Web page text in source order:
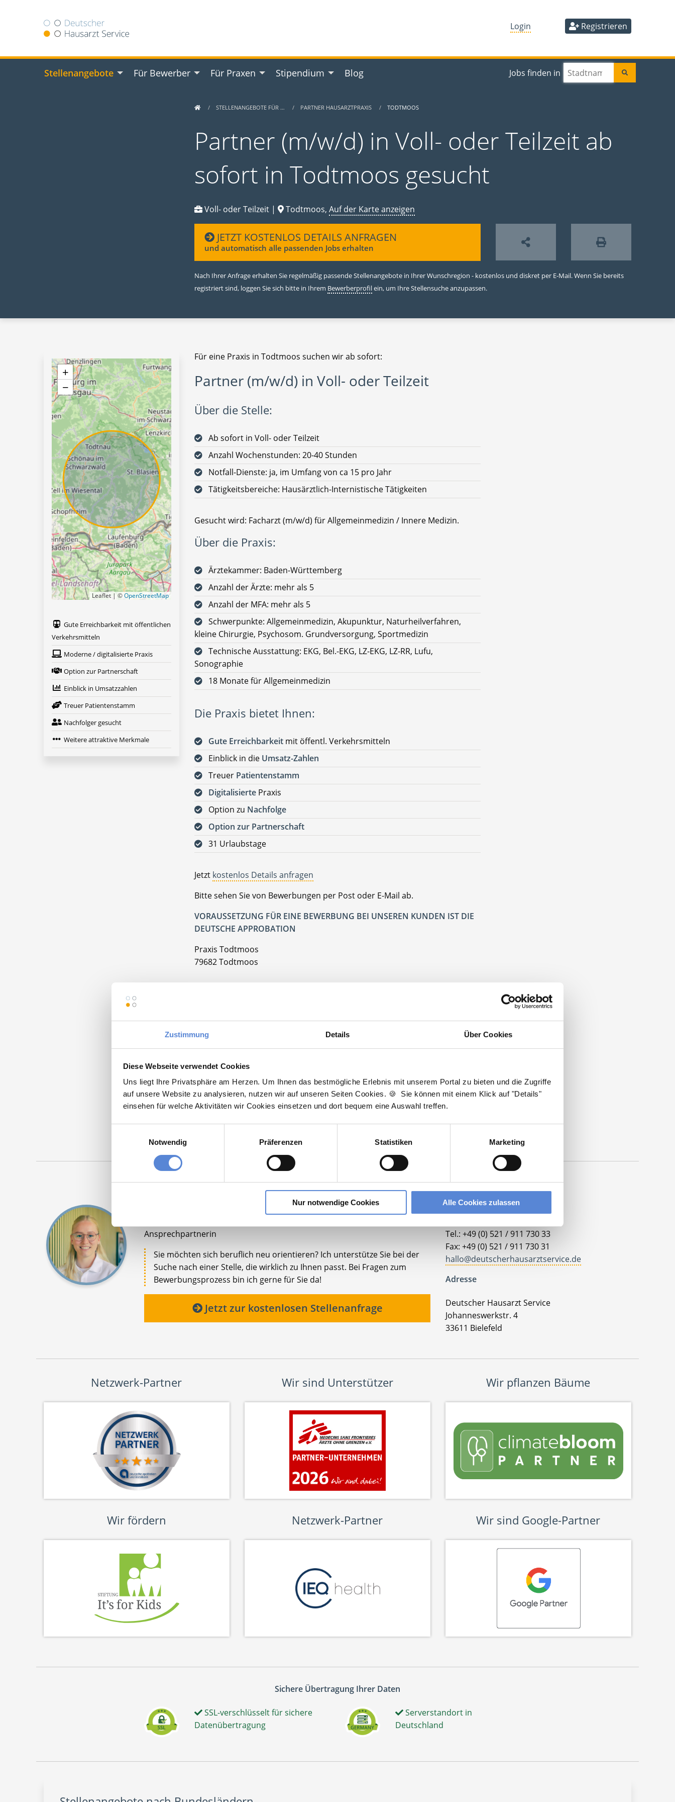
Zustimmung Details Über Cookies
Diese Webseite verwendet Cookies
Uns liegt Ihre Privatsphäre am Herzen. Um Ihnen das bestmögliche Erlebnis mit unserem Portal zu bieten und die Zugriffe
auf unsere Website zu analysieren, nutzen wir auf unseren Seiten Cookies. 🍪 Sie können mit einem Klick auf "Details"
einsehen für welche Aktivitäten wir Cookies einsetzen und dort bequem eine Auswahl treffen.
Notwendig
Präferenzen Statistiken Marketing
Nur notwendige Cookies Alle Cookies zulassen
Login Registrieren
Stellenangebote Für Bewerber Für Praxen Stipendium Blog Jobs finden in
STELLENANGEBOTE FÜR … PARTNER HAUSARZTPRAXIS TODTMOOS
Partner (m/w/d) in Voll- oder Teilzeit ab
sofort in Todtmoos gesucht
Voll- oder Teilzeit | Todtmoos, Auf der Karte anzeigen
JETZT KOSTENLOS DETAILS ANFRAGEN
und automatisch alle passenden Jobs erhalten
Nach Ihrer Anfrage erhalten Sie regelmäßig passende Stellenangebote in Ihrer Wunschregion - kostenlos und diskret per E-Mail. Wenn Sie bereits
registriert sind, loggen Sie sich bitte in Ihrem Bewerberprofilein, um Ihre Stellensuche anzupassen.
Für eine Praxis in Todtmoos suchen wir ab sofort:
Partner (m/w/d) in Voll- oder Teilzeit
Über die Stelle:
Ab sofort in Voll- oder Teilzeit
Anzahl Wochenstunden: 20-40 Stunden
Notfall-Dienste: ja, im Umfang von ca 15 pro Jahr
Tätigkeitsbereiche: Hausärztlich-Internistische Tätigkeiten
Gesucht wird: Facharzt (m/w/d) für Allgemeinmedizin / Innere Medizin.
Über die Praxis:
Ärztekammer: Baden-Württemberg
Anzahl der Ärzte: mehr als 5
Anzahl der MFA: mehr als 5
Schwerpunkte: Allgemeinmedizin, Akupunktur, Naturheilverfahren,
kleine Chirurgie, Psychosom. Grundversorgung, Sportmedizin
Technische Ausstattung: EKG, Bel.-EKG, LZ-EKG, LZ-RR, Lufu,
Sonographie
18 Monate für Allgemeinmedizin
Die Praxis bietet Ihnen:
Gute Erreichbarkeit mit öffentl. Verkehrsmitteln
Einblick in die Umsatz-Zahlen
Treuer Patientenstamm
Digitalisierte Praxis
Option zu Nachfolge
Option zur Partnerschaft
31 Urlaubstage
Jetzt kostenlos Details anfragen
Bitte sehen Sie von Bewerbungen per Post oder E-Mail ab.
VORAUSSETZUNG FÜR EINE BEWERBUNG BEI UNSEREN KUNDEN IST DIE
DEUTSCHE APPROBATION
Praxis Todtmoos
79682 Todtmoos
Partner Hausarztpraxis
+
−
Leaflet | ©OpenStreetMap
Gute Erreichbarkeit mit öffentlichen
Verkehrsmitteln
Moderne / digitalisierte Praxis
Option zur Partnerschaft
Einblick in Umsatzzahlen
Treuer Patientenstamm
Nachfolger gesucht
Weitere attraktive Merkmale
Ihre persönliche Betreuerin
Ansprechpartnerin
Sie möchten sich beruflich neu orientieren? Ich unterstütze Sie bei der
Suche nach einer Stelle, die wirklich zu Ihnen passt. Bei Fragen zum
Bewerbungsprozess bin ich gerne für Sie da!
Jetzt zur kostenlosen Stellenanfrage
Tel.: +49 (0) 521 / 911 730 33
Fax: +49 (0) 521 / 911 730 31
hallo@deutscherhausarztservice.de
Adresse
Deutscher Hausarzt Service
Johanneswerkstr. 4
33611 Bielefeld
Netzwerk-Partner Wir sind Unterstützer Wir pflanzen Bäume
Wir fördern Netzwerk-Partner Wir sind Google-Partner
Sichere Übertragung Ihrer Daten
SSL-verschlüsselt für sichere
Datenübertragung
Serverstandort in
Deutschland